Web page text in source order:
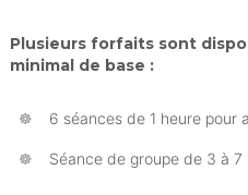
Plusieurs forfaits sont
minimal de base :
6 séances de 1 heure pour
Séance de groupe de 3 à 7